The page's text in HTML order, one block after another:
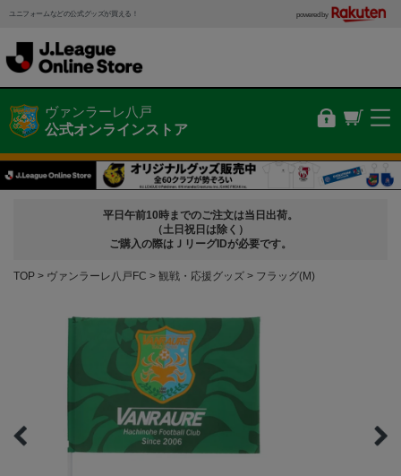
ユニフォームなどの公式グッズが買える！ powered by
ヴァンラーレ八戸
公式オンラインストア
平日午前10時までのご注文は当日出荷。
（土日祝日は除く）
ご購入の際はＪリーグIDが必要です。
TOP ヴァンラーレ八戸FC 観戦・応援グッズ フラッグ(M)